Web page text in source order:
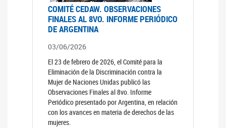
COMITÉ CEDAW. OBSERVACIONES
FINALES AL 8VO. INFORME PERIÓDICO
DE ARGENTINA
03/06/2026
El 23 de febrero de 2026, el Comité para la
Eliminación de la Discriminación contra la
Mujer de Naciones Unidas publicó las
Observaciones Finales al 8vo. Informe
Periódico presentado por Argentina, en relación
con los avances en materia de derechos de las
mujeres.